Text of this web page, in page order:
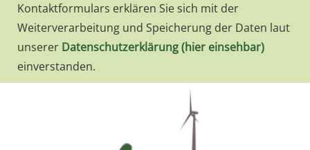
Kontaktformulars erklären Sie sich mit der
Weiterverarbeitung und Speicherung der Daten laut
unserer Datenschutzerklärung (hier einsehbar)
einverstanden.